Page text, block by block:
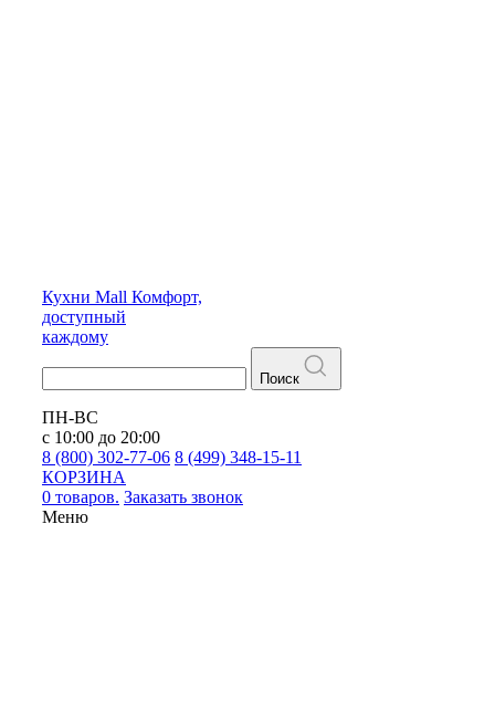
Кухни Mall Комфорт,
доступный
каждому
Поиск
ПН-ВС
с 10:00 до 20:00
8 (800) 302-77-06 8 (499) 348-15-11
КОРЗИНА
0 товаров. Заказать звонок
Меню